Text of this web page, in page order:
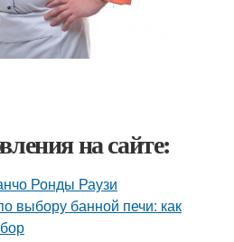
на сайте:
Ронды Раузи
выбору банной печи: как